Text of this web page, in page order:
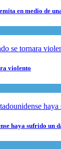
en medio de
violento
haya sufrido un